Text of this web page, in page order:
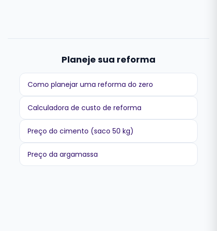
Planeje sua reforma
Como planejar uma reforma do zero
Calculadora de custo de reforma
Preço do cimento (saco 50 kg)
Preço da argamassa